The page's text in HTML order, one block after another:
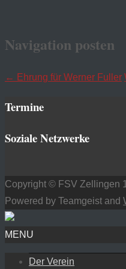
Navigation posten
← Ehrung für Werner Fuller
Termine
Soziale Netzwerke
Copyright © FSV Zellingen
Powered by Teamgeist and
MENU
Der Verein